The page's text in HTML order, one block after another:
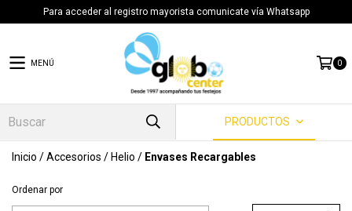
Para acceder al registro mayorista comunicate vía Whatsapp
MENÚ 0
PRODUCTOS
Inicio /Accesorios / Helio / Envases Recargables
Ordenar por